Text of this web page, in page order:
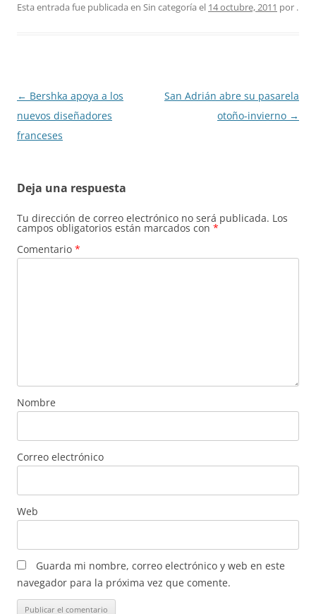
Esta entrada fue publicada en Sin categoría el 14 octubre, 2011 por .
Navegación
de
entradas
← Bershka apoya a los
nuevos diseñadores
franceses
San Adrián abre su pasarela
otoño-invierno →
Deja una respuesta
Tu dirección de correo electrónico no será publicada. Los
campos obligatorios están marcados con *
Comentario *
Nombre
Correo electrónico
Web
Guarda mi nombre, correo electrónico y web en este
navegador para la próxima vez que comente.